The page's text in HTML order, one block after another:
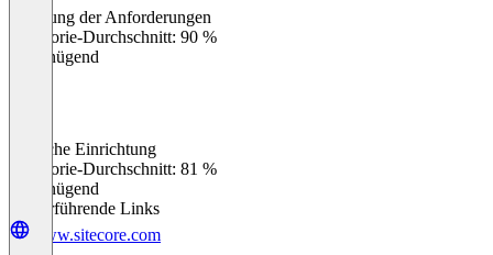
Erfüllung der Anforderungen
Kategorie-Durchschnitt: 90 %
Ungenügend
Einfache Einrichtung
Kategorie-Durchschnitt: 81 %
Ungenügend
Weiterführende Links
www.sitecore.com